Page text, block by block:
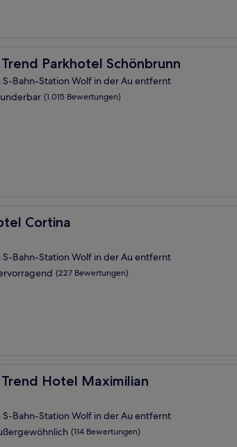
Parkhotel Schönbrunn
Parkhotel Schönbrunn
S-Bahn-Station Wolf in der Au entfernt
(1.015 Bewertungen)
Cortina
Cortina
S-Bahn-Station Wolf in der Au entfernt
(227 Bewertungen)
Hotel Maximilian
Hotel Maximilian
S-Bahn-Station Wolf in der Au entfernt
(114 Bewertungen)